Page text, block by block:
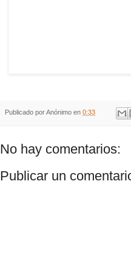
Publicado porAnónimo en 0:33
No hay comentarios:
Publicar un